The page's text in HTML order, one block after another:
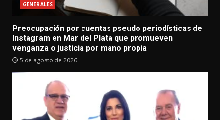
GENERALES
Preocupación por cuentas pseudo periodísticas de
Instagram en Mar del Plata que promueven
venganza o justicia por mano propia
5 de agosto de 2026